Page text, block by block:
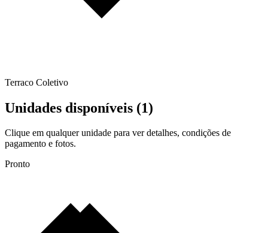
Terraco Coletivo
Unidades disponíveis (1)
Clique em qualquer unidade para ver detalhes, condições de
pagamento e fotos.
Pronto